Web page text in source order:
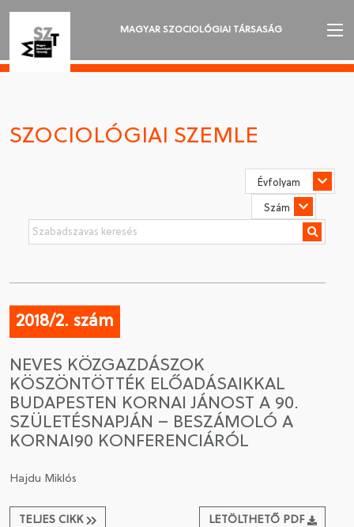
MAGYAR SZOCIOLÓGIAI TÁRSASÁG
SZOCIOLÓGIAI SZEMLE
CSATLAKOZÁS A TÁRSASÁGHOZ / MEGÚJÍTOM A
TAGSÁGOMAT
SZOCIOLÓGIAI SZEMLE
2018/2. szám
NEVES KÖZGAZDÁSZOK
KÖSZÖNTÖTTÉK ELŐADÁSAIKKAL
BUDAPESTEN KORNAI JÁNOST A 90.
SZÜLETÉSNAPJÁN – BESZÁMOLÓ A
KORNAI90 KONFERENCIÁRÓL
Hajdu Miklós
TELJES CIKK LETÖLTHETŐ PDF